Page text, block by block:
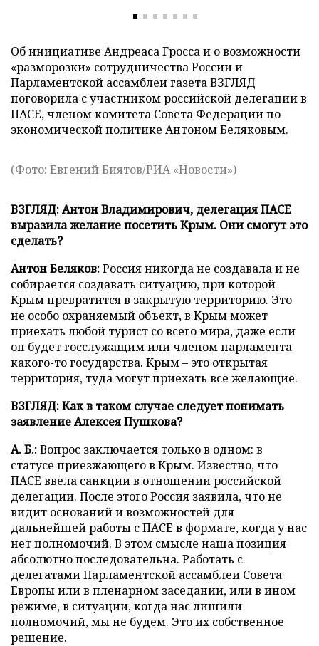
Об инициативе Андреаса Гросса и о возможности
«разморозки» сотрудничества России и
Парламентской ассамблеи газета ВЗГЛЯД
поговорила с участником российской делегации в
ПАСЕ, членом комитета Совета Федерации по
экономической политике Антоном Беляковым.
(Фото: Евгений Биятов/РИА «Новости»)
ВЗГЛЯД: Антон Владимирович, делегация ПАСЕ
выразила желание посетить Крым. Они смогут это
сделать?
Антон Беляков:Россия никогда не создавала и не
собирается создавать ситуацию, при которой
Крым превратится в закрытую территорию. Это
не особо охраняемый объект, в Крым может
приехать любой турист со всего мира, даже если
он будет госслужащим или членом парламента
какого-то государства. Крым – это открытая
территория, туда могут приехать все желающие.
ВЗГЛЯД: Как в таком случае следует понимать
заявление Алексея Пушкова?
А. Б.:Вопрос заключается только в одном: в
статусе приезжающего в Крым. Известно, что
ПАСЕ ввела санкции в отношении российской
делегации. После этого Россия заявила, что не
видит оснований и возможностей для
дальнейшей работы с ПАСЕ в формате, когда у нас
нет полномочий. В этом смысле наша позиция
абсолютно последовательна. Работать с
делегатами Парламентской ассамблеи Совета
Европы или в пленарном заседании, или в ином
режиме, в ситуации, когда нас лишили
полномочий, мы не будем. Это их собственное
решение.